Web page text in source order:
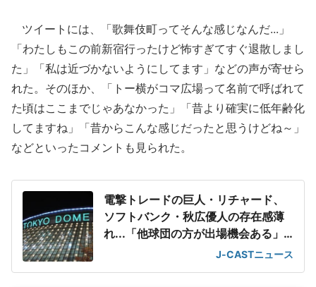
ツイートには、「歌舞伎町ってそんな感じなんだ...」
「わたしもこの前新宿行ったけど怖すぎてすぐ退散しまし
た」「私は近づかないようにしてます」などの声が寄せら
れた。そのほか、「トー横がコマ広場って名前で呼ばれて
た頃はここまでじゃあなかった」「昔より確実に低年齢化
してますね」「昔からこんな感じだったと思うけどね～」
などといったコメントも見られた。
電撃トレードの巨人・リチャード、
ソフトバンク・秋広優人の存在感薄
れ...「他球団の方が出場機会ある」
J-CASTニュース